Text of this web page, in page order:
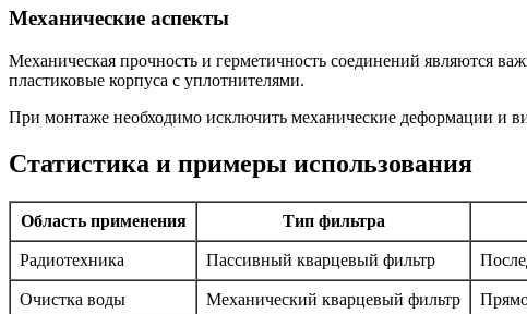
Механические аспекты
Механическая прочность и герметичность соединений являются
пластиковые корпуса с уплотнителями.
При монтаже необходимо исключить механические деформации и
Статистика и примеры использования
Область применения Тип фильтра
Радиотехника Пассивный кварцевый фильтр
Очистка воды Механический кварцевый фильтр